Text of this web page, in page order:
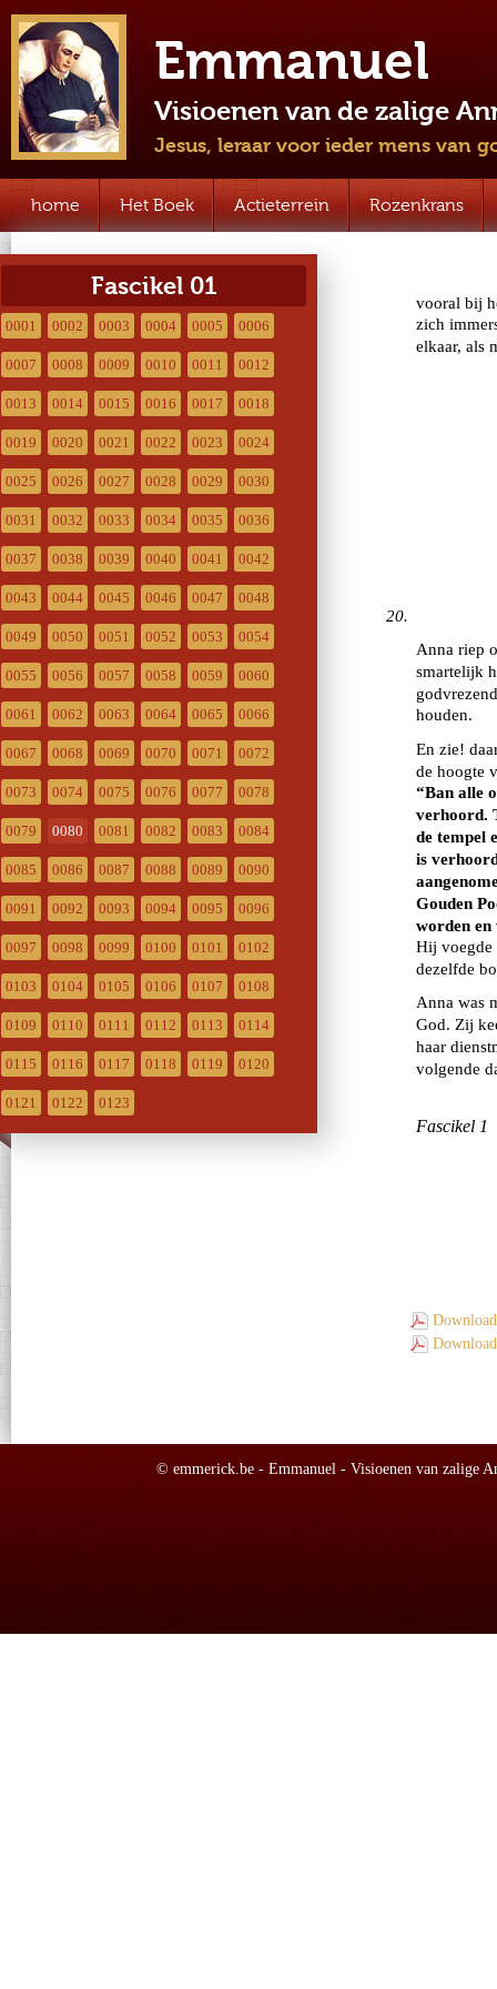
Emmanuel
Visioenen van de zalige
Jesus, leraar voor ieder mens van
home Het Boek Actieterrein Rozenkrans
Fascikel 01
0001 0002 0003 0004 0005 0006
0007 0008 0009 0010 0011 0012
0013 0014 0015 0016 0017 0018
0019 0020 0021 0022 0023 0024
0025 0026 0027 0028 0029 0030
0031 0032 0033 0034 0035 0036
0037 0038 0039 0040 0041 0042
0043 0044 0045 0046 0047 0048
0049 0050 0051 0052 0053 0054
0055 0056 0057 0058 0059 0060
0061 0062 0063 0064 0065 0066
0067 0068 0069 0070 0071 0072
0073 0074 0075 0076 0077 0078
0079 0080 0081 0082 0083 0084
0085 0086 0087 0088 0089 0090
0091 0092 0093 0094 0095 0096
0097 0098 0099 0100 0101 0102
0103 0104 0105 0106 0107 0108
0109 0110 0111 0112 0113 0114
0115 0116 0117 0118 0119 0120
0121 0122 0123
© emmerick.be - Emmanuel - Visioenen van zalige